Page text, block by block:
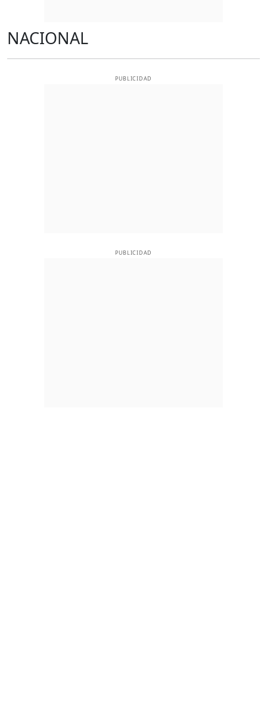
NACIONAL
PUBLICIDAD
PUBLICIDAD